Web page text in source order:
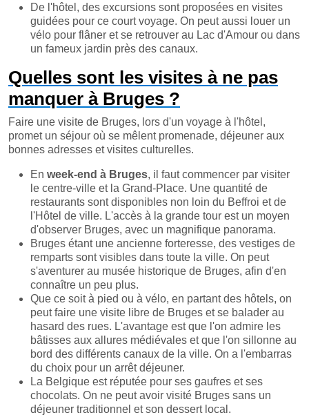
De l'hôtel, des excursions sont proposées en visites
guidées pour ce court voyage. On peut aussi louer un
vélo pour flâner et se retrouver au Lac d'Amour ou dans
un fameux jardin près des canaux.
Quelles sont les visites à ne pas
manquer à Bruges ?
Faire une visite de Bruges, lors d'un voyage à l'hôtel,
promet un séjour où se mêlent promenade, déjeuner aux
bonnes adresses et visites culturelles.
En week-end à Bruges, il faut commencer par visiter
le centre-ville et la Grand-Place. Une quantité de
restaurants sont disponibles non loin du Beffroi et de
l'Hôtel de ville. L'accès à la grande tour est un moyen
d'observer Bruges, avec un magnifique panorama.
Bruges étant une ancienne forteresse, des vestiges de
remparts sont visibles dans toute la ville. On peut
s'aventurer au musée historique de Bruges, afin d'en
connaître un peu plus.
Que ce soit à pied ou à vélo, en partant des hôtels, on
peut faire une visite libre de Bruges et se balader au
hasard des rues. L'avantage est que l'on admire les
bâtisses aux allures médiévales et que l'on sillonne au
bord des différents canaux de la ville. On a l'embarras
du choix pour un arrêt déjeuner.
La Belgique est réputée pour ses gaufres et ses
chocolats. On ne peut avoir visité Bruges sans un
déjeuner traditionnel et son dessert local.